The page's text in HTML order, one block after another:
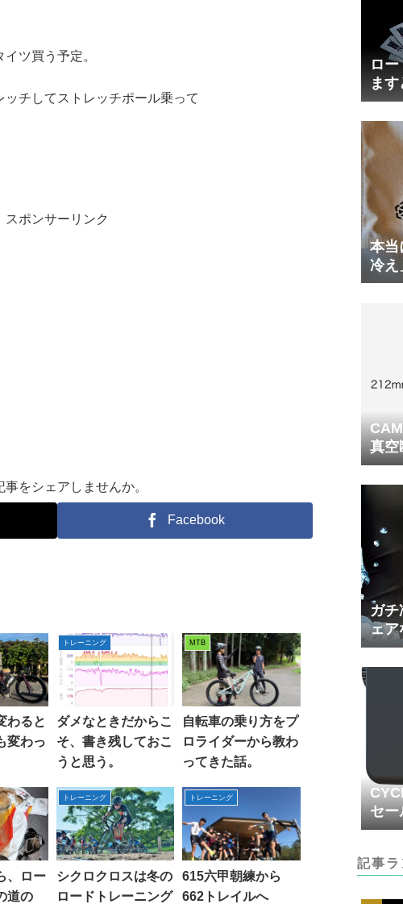
ツ買う予定。
チしてストレッチポール乗って
スポンサーリンク
事をシェアしませんか。
Facebook
わると
変わっ
トレーニング
ダメなときだからこ
そ、書き残しておこ
うと思う。
MTB
自転車の乗り方をプ
ロライダーから教わ
ってきた話。
、ロー
道の
トレーニング
シクロクロスは冬の
ロードトレーニング
トレーニング
615六甲朝練から
662トレイルへ
ロ
ま
円は
本当
冷え
体温
真空
ガ
ェア
セー
記事ラ